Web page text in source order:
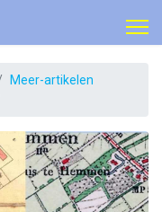
Meer-artikelen